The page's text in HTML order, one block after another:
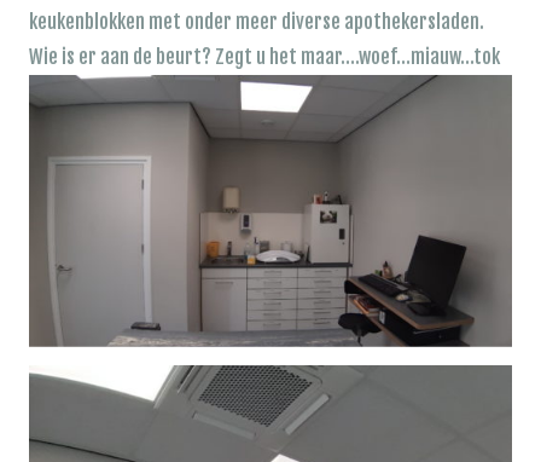
keukenblokken met onder meer diverse apothekersladen.
Wie is er aan de beurt? Zegt u het maar….woef…miauw…tok